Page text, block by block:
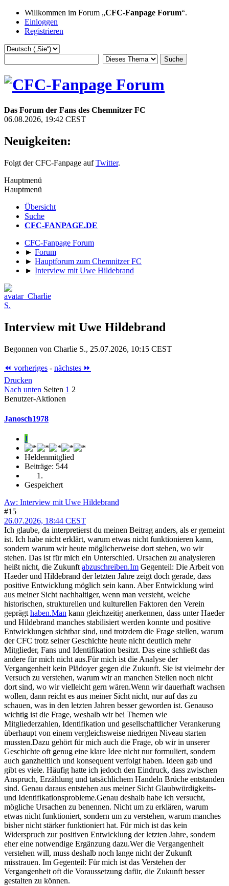
Willkommen im Forum „CFC-Fanpage Forum“.
Einloggen
Registrieren
Das Forum der Fans des Chemnitzer FC
06.08.2026, 19:42 CEST
Neuigkeiten:
Folgt der CFC-Fanpage aufTwitter.
Hauptmenü
Hauptmenü
Übersicht
Suche
CFC-FANPAGE.DE
CFC-Fanpage Forum
► Forum
► Hauptforum zum Chemnitzer FC
► Interview mit Uwe Hildebrand
Interview mit Uwe Hildebrand
Begonnen von Charlie S., 25.07.2026, 10:15 CEST
⏪ vorheriges - nächstes ⏩
Drucken
Nach unten Seiten 1 2
Benutzer-Aktionen
Janosch1978
J
Heldenmitglied
Beiträge: 544
Gespeichert
Aw: Interview mit Uwe Hildebrand
#15
26.07.2026, 18:44 CEST
Ich glaube, da interpretierst du meinen Beitrag anders, als er gemeint
ist. Ich habe nicht erklärt, warum etwas nicht funktionieren kann,
sondern warum wir heute möglicherweise dort stehen, wo wir
stehen. Das ist für mich ein Unterschied. Ursachen zu analysieren
heißt nicht, die Zukunft abzuschreiben.Im Gegenteil: Die Arbeit von
Haeder und Hildebrand der letzten Jahre zeigt doch gerade, dass
positive Entwicklung möglich sein kann. Aber Entwicklung wird
aus meiner Sicht nachhaltiger, wenn man versteht, welche
historischen, strukturellen und kulturellen Faktoren den Verein
geprägt haben.Man kann gleichzeitig anerkennen, dass unter Haeder
und Hildebrand manches stabilisiert werden konnte und positive
Entwicklungen sichtbar sind, und trotzdem die Frage stellen, warum
der CFC trotz seiner Geschichte heute nicht deutlich mehr
Mitglieder, Fans und Identifikation besitzt. Das eine schließt das
andere für mich nicht aus.Für mich ist die Analyse der
Vergangenheit kein Plädoyer gegen die Zukunft. Sie ist vielmehr der
Versuch zu verstehen, warum wir an manchen Stellen noch nicht
dort sind, wo wir vielleicht gern wären.Wenn wir dauerhaft wachsen
wollen, dann reicht es aus meiner Sicht nicht, nur auf das zu
schauen, was in den letzten Jahren besser geworden ist. Genauso
wichtig ist die Frage, weshalb wir bei Themen wie
Mitgliederzahlen, Identifikation und gesellschaftlicher Verankerung
überhaupt von einem vergleichsweise niedrigen Niveau starten
mussten.Dazu gehört für mich auch die Frage, ob wir in unserer
Geschichte oft genug eine klare Idee nicht nur formuliert, sondern
auch ganzheitlich und konsequent verfolgt haben. Ideen gab und
gibt es viele. Häufig hatte ich jedoch den Eindruck, dass zwischen
Anspruch, Erzählung und tatsächlichem Handeln Brüche entstanden
sind. Genau daraus entstehen aus meiner Sicht Glaubwürdigkeits-
und Identifikationsprobleme.Genau deshalb habe ich versucht,
mögliche Ursachen zu benennen. Nicht um zu erklären, warum
etwas nicht funktioniert, sondern um zu verstehen, warum manches
bisher nicht stärker funktioniert hat. Für mich ist das kein
Widerspruch zur positiven Entwicklung der letzten Jahre, sondern
eher eine notwendige Ergänzung dazu.Wer die Vergangenheit
verstehen will, muss deshalb noch lange nicht der Zukunft
misstrauen. Im Gegenteil: Für mich ist das Verstehen der
Vergangenheit oft die Voraussetzung dafür, die Zukunft besser
gestalten zu können.